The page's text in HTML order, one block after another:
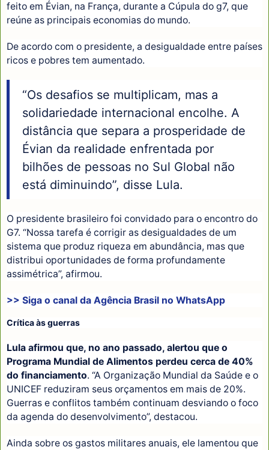
feito em Évian, na França, durante a Cúpula do g7, que
reúne as principais economias do mundo.
De acordo com o presidente, a desigualdade entre países
ricos e pobres tem aumentado.
“Os desafios se multiplicam, mas a
solidariedade internacional encolhe. A
distância que separa a prosperidade de
Évian da realidade enfrentada por
bilhões de pessoas no Sul Global não
está diminuindo”, disse Lula.
O presidente brasileiro foi convidado para o encontro do
G7. “Nossa tarefa é corrigir as desigualdades de um
sistema que produz riqueza em abundância, mas que
distribui oportunidades de forma profundamente
assimétrica”, afirmou.
>> Siga o canal da Agência Brasil no WhatsApp
Crítica às guerras
Lula afirmou que, no ano passado, alertou que o
Programa Mundial de Alimentos perdeu cerca de 40%
do financiamento. “A Organização Mundial da Saúde e o
UNICEF reduziram seus orçamentos em mais de 20%.
Guerras e conflitos também continuam desviando o foco
da agenda do desenvolvimento”, destacou.
Ainda sobre os gastos militares anuais, ele lamentou que